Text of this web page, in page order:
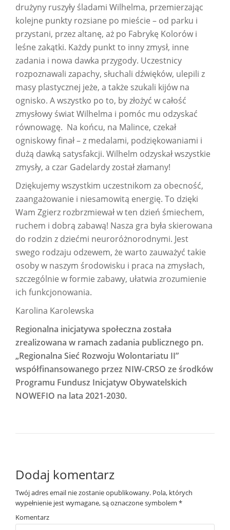
drużyny ruszyły śladami Wilhelma, przemierzając
kolejne punkty rozsiane po mieście – od parku i
przystani, przez altanę, aż po Fabrykę Kolorów i
leśne zakątki. Każdy punkt to inny zmysł, inne
zadania i nowa dawka przygody. Uczestnicy
rozpoznawali zapachy, słuchali dźwięków, ulepili z
masy plastycznej jeże, a także szukali kijów na
ognisko. A wszystko po to, by złożyć w całość
zmysłowy świat Wilhelma i pomóc mu odzyskać
równowagę. Na końcu, na Malince, czekał
ogniskowy finał – z medalami, podziękowaniami i
dużą dawką satysfakcji. Wilhelm odzyskał wszystkie
zmysły, a czar Gadelardy został złamany!
Dziękujemy wszystkim uczestnikom za obecność,
zaangażowanie i niesamowitą energię. To dzięki
Wam Zgierz rozbrzmiewał w ten dzień śmiechem,
ruchem i dobrą zabawą! Nasza gra była skierowana
do rodzin z dziećmi neuroróżnorodnymi. Jest
swego rodzaju odzewem, że warto zauważyć takie
osoby w naszym środowisku i praca na zmysłach,
szczególnie w formie zabawy, ułatwia zrozumienie
ich funkcjonowania.
Karolina Karolewska
Regionalna inicjatywa społeczna została
zrealizowana w ramach zadania publicznego pn.
„Regionalna Sieć Rozwoju Wolontariatu II”
współfinansowanego przez NIW-CRSO ze środków
Programu Fundusz Inicjatyw Obywatelskich
NOWEFIO na lata 2021-2030.
Dodaj komentarz
Twój adres email nie zostanie opublikowany. Pola, których
wypełnienie jest wymagane, są oznaczone symbolem *
Komentarz